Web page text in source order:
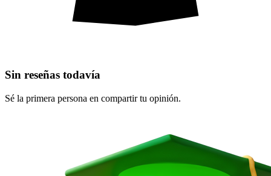
Sin reseñas todavía
Sé la primera persona en compartir tu opinión.